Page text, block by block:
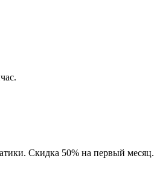
Скидка 50% на первый месяц.